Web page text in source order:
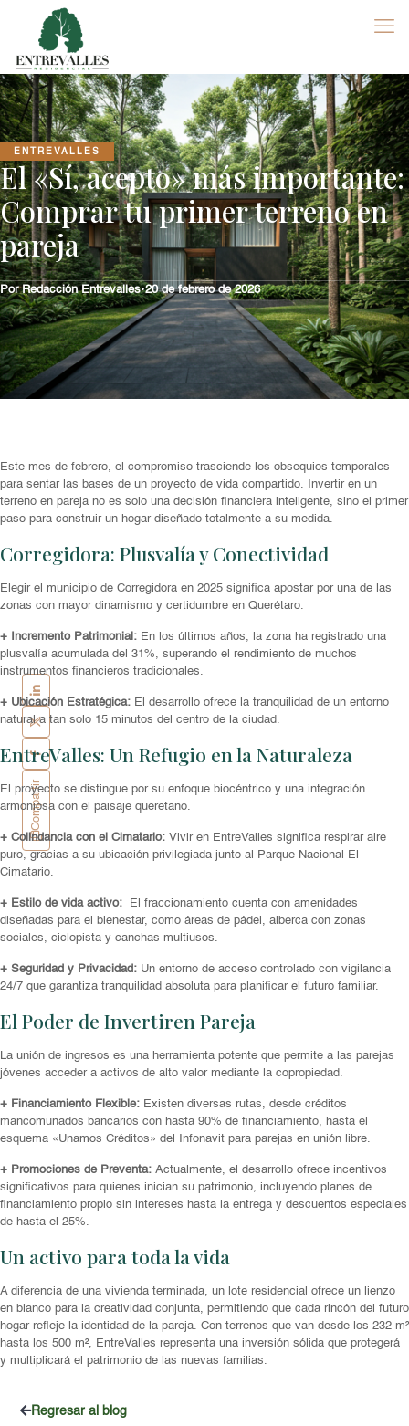
ENTREVALLES
El «Sí, acepto» más importante:
Comprar tu primer terreno en
pareja
Por Redacción Entrevalles•20 de febrero de 2026
Compartir
Este mes de febrero, el compromiso trasciende los obsequios temporales
para sentar las bases de un proyecto de vida compartido. Invertir en un
terreno en pareja no es solo una decisión financiera inteligente, sino el primer
paso para construir un hogar diseñado totalmente a su medida.
Corregidora: Plusvalía y Conectividad
Elegir el municipio de Corregidora en 2025 significa apostar por una de las
zonas con mayor dinamismo y certidumbre en Querétaro.
+ Incremento Patrimonial: En los últimos años, la zona ha registrado una
plusvalía acumulada del 31%, superando el rendimiento de muchos
instrumentos financieros tradicionales.
+ Ubicación Estratégica: El desarrollo ofrece la tranquilidad de un entorno
natural a tan solo 15 minutos del centro de la ciudad.
EntreValles: Un Refugio en la Naturaleza
El proyecto se distingue por su enfoque biocéntrico y una integración
armoniosa con el paisaje queretano.
+ Colindancia con el Cimatario: Vivir en EntreValles significa respirar aire
puro, gracias a su ubicación privilegiada junto al Parque Nacional El
Cimatario.
+ Estilo de vida activo: El fraccionamiento cuenta con amenidades
diseñadas para el bienestar, como áreas de pádel, alberca con zonas
sociales, ciclopista y canchas multiusos.
+ Seguridad y Privacidad: Un entorno de acceso controlado con vigilancia
24/7 que garantiza tranquilidad absoluta para planificar el futuro familiar.
El Poder de Invertiren Pareja
La unión de ingresos es una herramienta potente que permite a las parejas
jóvenes acceder a activos de alto valor mediante la copropiedad.
+ Financiamiento Flexible: Existen diversas rutas, desde créditos
mancomunados bancarios con hasta 90% de financiamiento, hasta el
esquema «Unamos Créditos» del Infonavit para parejas en unión libre.
+ Promociones de Preventa: Actualmente, el desarrollo ofrece incentivos
significativos para quienes inician su patrimonio, incluyendo planes de
financiamiento propio sin intereses hasta la entrega y descuentos especiales
de hasta el 25%.
Un activo para toda la vida
A diferencia de una vivienda terminada, un lote residencial ofrece un lienzo
en blanco para la creatividad conjunta, permitiendo que cada rincón del futuro
hogar refleje la identidad de la pareja. Con terrenos que van desde los 232 m²
hasta los 500 m², EntreValles representa una inversión sólida que protegerá
y multiplicará el patrimonio de las nuevas familias.
Regresar al blog